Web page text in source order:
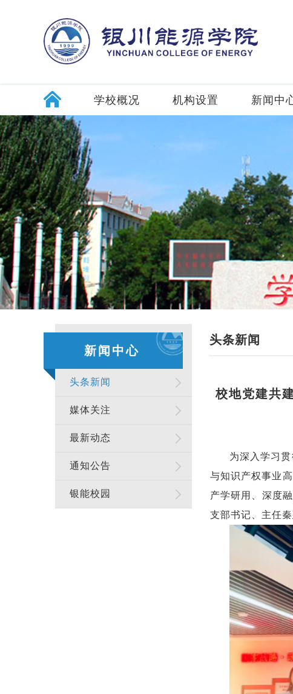
学校概况 机构设置 新闻中
新闻中心
头条新闻
媒体关注
最新动态
通知公告
银能校园
头条新闻
校地党建共
为深入学习
与知识产权事业
产学研用、深度
支部书记、主任